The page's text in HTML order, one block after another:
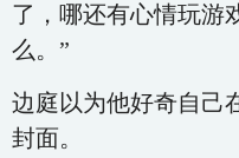
了，哪还有心情玩游
么。”
边庭以为他好奇自己
封面。